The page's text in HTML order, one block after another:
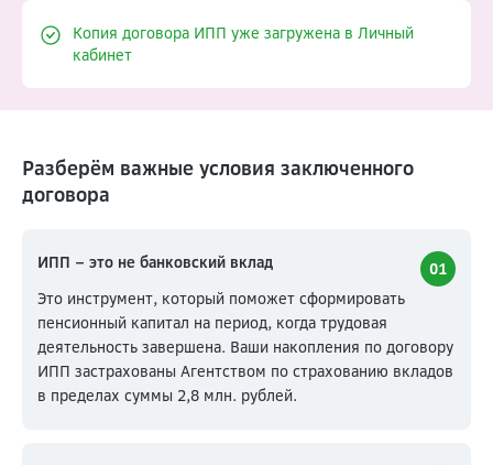
Копия договора ИПП уже загружена в Личный
кабинет
Разберём важные условия заключенного
договора
ИПП – это не банковский вклад
01
Это инструмент, который поможет сформировать
пенсионный капитал на период, когда трудовая
деятельность завершена. Ваши накопления по договору
ИПП застрахованы Агентством по страхованию вкладов
в пределах суммы 2,8 млн. рублей.